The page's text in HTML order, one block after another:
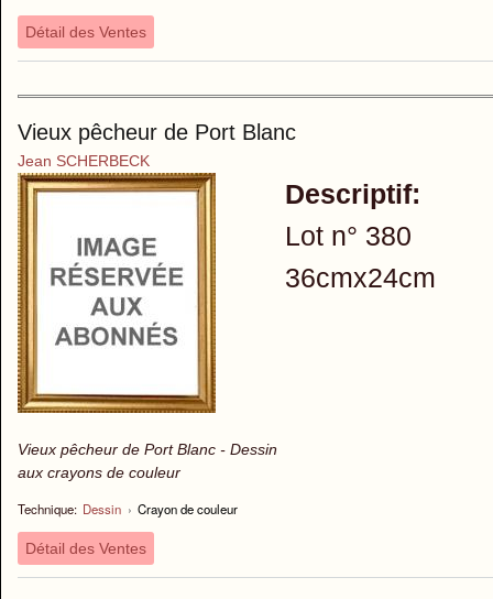
Détail des Ventes
Vieux pêcheur de Port Blanc
Jean SCHERBECK
Vieux pêcheur de Port Blanc - Dessin
aux crayons de couleur
Technique: Dessin › Crayon de couleur
Descriptif:
Lot n° 380
36cmx24cm
Détail des Ventes